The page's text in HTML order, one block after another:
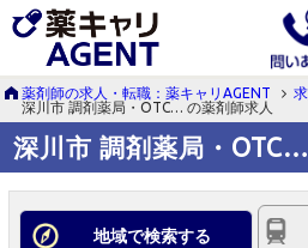
薬剤師の求人・転職：薬キャリAGENT
深川市 調剤薬局・OTC… の薬剤師求人
深川市 調剤薬局・
地域で検索する